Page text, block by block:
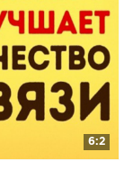
6:2